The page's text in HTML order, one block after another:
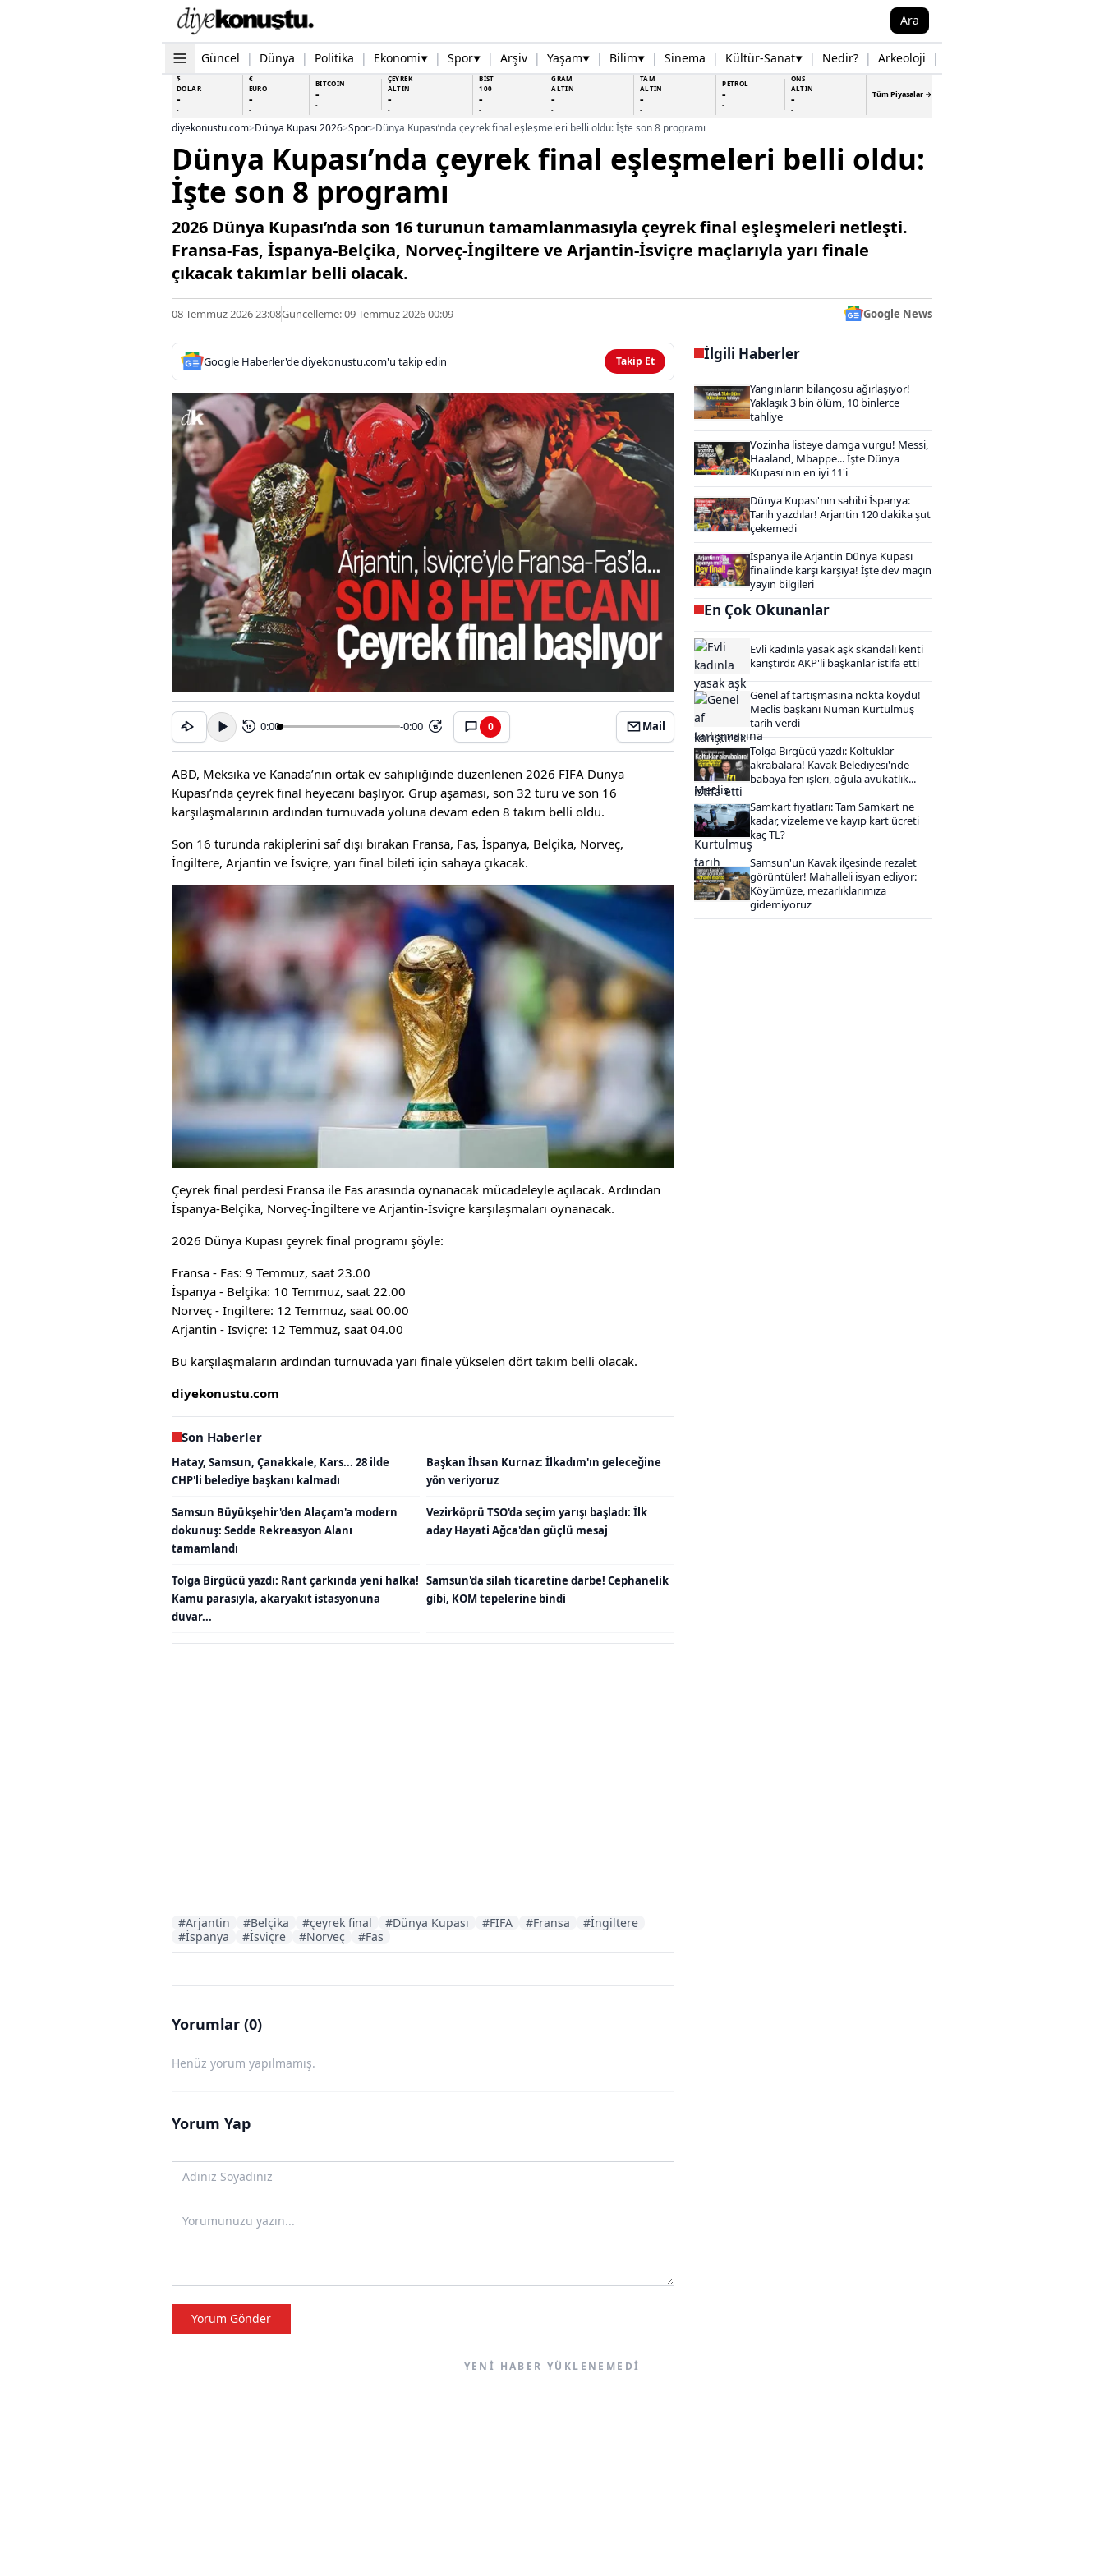
Ara
Güncel | Dünya | Politika | Ekonomi▼ | Spor▼ | Arşiv | Yaşam▼ | Bilim▼ | Sinema | Kültür-Sanat▼ | Nedir? | Arkeoloji |
$
DOLAR
-
-
€
EURO
-
-
BİTCOİN
-
-
ÇEYREK
ALTIN
-
-
BİST
100
-
-
GRAM
ALTIN
-
-
TAM
ALTIN
-
-
PETROL
-
-
ONS
ALTIN
-
-
Tüm Piyasalar →
diyekonustu.com>Dünya Kupası 2026>Spor>Dünya Kupası’nda çeyrek final eşleşmeleri belli oldu: İşte son 8 programı
Dünya Kupası’nda çeyrek final eşleşmeleri belli oldu:
İşte son 8 programı
2026 Dünya Kupası’nda son 16 turunun tamamlanmasıyla çeyrek final eşleşmeleri netleşti.
Fransa-Fas, İspanya-Belçika, Norveç-İngiltere ve Arjantin-İsviçre maçlarıyla yarı finale
çıkacak takımlar belli olacak.
08 Temmuz 2026 23:08Güncelleme: 09 Temmuz 2026 00:09 Google News
Google Haberler'de diyekonustu.com'u takip edin Takip Et
15 0:00 -0:00 15 0 Mail
ABD, Meksika ve Kanada’nın ortak ev sahipliğinde düzenlenen 2026 FIFA Dünya
Kupası’nda çeyrek final heyecanı başlıyor. Grup aşaması, son 32 turu ve son 16
karşılaşmalarının ardından turnuvada yoluna devam eden 8 takım belli oldu.
Son 16 turunda rakiplerini saf dışı bırakan Fransa, Fas, İspanya, Belçika, Norveç,
İngiltere, Arjantin ve İsviçre, yarı final bileti için sahaya çıkacak.
Çeyrek final perdesi Fransa ile Fas arasında oynanacak mücadeleyle açılacak. Ardından
İspanya-Belçika, Norveç-İngiltere ve Arjantin-İsviçre karşılaşmaları oynanacak.
2026 Dünya Kupası çeyrek final programı şöyle:
Fransa - Fas: 9 Temmuz, saat 23.00
İspanya - Belçika: 10 Temmuz, saat 22.00
Norveç - İngiltere: 12 Temmuz, saat 00.00
Arjantin - İsviçre: 12 Temmuz, saat 04.00
Bu karşılaşmaların ardından turnuvada yarı finale yükselen dört takım belli olacak.
diyekonustu.com
Son Haberler
Hatay, Samsun, Çanakkale, Kars... 28 ilde
CHP'li belediye başkanı kalmadı
Başkan İhsan Kurnaz: İlkadım'ın geleceğine
yön veriyoruz
Samsun Büyükşehir'den Alaçam'a modern
dokunuş: Sedde Rekreasyon Alanı
tamamlandı
Vezirköprü TSO'da seçim yarışı başladı: İlk
aday Hayati Ağca'dan güçlü mesaj
Tolga Birgücü yazdı: Rant çarkında yeni halka!
Kamu parasıyla, akaryakıt istasyonuna
duvar...
Samsun'da silah ticaretine darbe! Cephanelik
gibi, KOM tepelerine bindi
#Arjantin #Belçika #çeyrek final #Dünya Kupası #FIFA #Fransa
#İngiltere
#İspanya
#İsviçre #Norveç #Fas
Yorumlar (0)
Henüz yorum yapılmamış.
Yorum Yap
Yorum Gönder
İlgili Haberler
Yangınların bilançosu ağırlaşıyor!
Yaklaşık 3 bin ölüm, 10 binlerce
tahliye
Vozinha listeye damga vurgu! Messi,
Haaland, Mbappe... İşte Dünya
Kupası'nın en iyi 11'i
Dünya Kupası'nın sahibi İspanya:
Tarih yazdılar! Arjantin 120 dakika şut
çekemedi
İspanya ile Arjantin Dünya Kupası
finalinde karşı karşıya! İşte dev maçın
yayın bilgileri
En Çok Okunanlar
Evli kadınla yasak aşk skandalı kenti
karıştırdı: AKP'li başkanlar istifa etti
Genel af tartışmasına nokta koydu!
Meclis başkanı Numan Kurtulmuş
tarih verdi
Tolga Birgücü yazdı: Koltuklar
akrabalara! Kavak Belediyesi'nde
babaya fen işleri, oğula avukatlık...
Samkart fiyatları: Tam Samkart ne
kadar, vizeleme ve kayıp kart ücreti
kaç TL?
Samsun'un Kavak ilçesinde rezalet
görüntüler! Mahalleli isyan ediyor:
Köyümüze, mezarlıklarımıza
gidemiyoruz
YENI HABER YÜKLENEMEDI